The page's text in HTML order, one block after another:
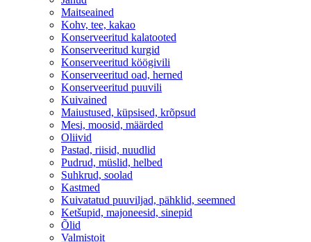
Maitseained
Kohv, tee, kakao
Konserveeritud kalatooted
Konserveeritud kurgid
Konserveeritud köögivili
Konserveeritud oad, herned
Konserveeritud puuvili
Kuivained
Maiustused, küpsised, krõpsud
Mesi, moosid, määrded
Oliivid
Pastad, riisid, nuudlid
Pudrud, müslid, helbed
Suhkrud, soolad
Kastmed
Kuivatatud puuviljad, pähklid, seemned
Ketšupid, majoneesid, sinepid
Õlid
Valmistoit